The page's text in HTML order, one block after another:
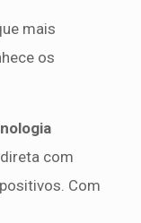
mais
os
com
Com